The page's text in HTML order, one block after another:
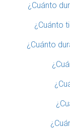
¿Cuánto
¿Cuánto
¿Cuánto